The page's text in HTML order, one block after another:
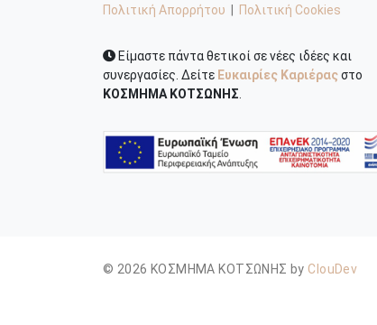
Πολιτική Απορρήτου Πολιτική Cookies
Είμαστε πάντα θετικοί σε νέες ιδέες και
συνεργασίες. Δείτε Ευκαιρίες Καριέραςστο
ΚΟΣΜΗΜΑ ΚΟΤΣΩΝΗΣ
© 2026 ΚΟΣΜΗΜΑ ΚΟΤΣΩΝΗΣ by ClouDev